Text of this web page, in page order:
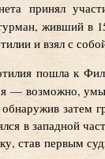
принял
живший в
и взял с
пошла к
— возможно,
затем
в западной
став первым